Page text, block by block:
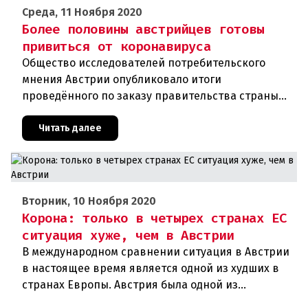
Среда, 11 Ноября 2020
Более половины австрийцев готовы
привиться от коронавируса
Общество исследователей потребительского
мнения Австрии опубликовало итоги
проведённого по заказу правительства страны
соцопроса. В соответствии с ним около 54
процентов граждан республики хотят добро
Читать далее
Вторник, 10 Ноября 2020
Корона: только в четырех странах ЕС
ситуация хуже, чем в Австрии
В международном сравнении ситуация в Австрии
в настоящее время является одной из худших в
странах Европы. Австрия была одной из